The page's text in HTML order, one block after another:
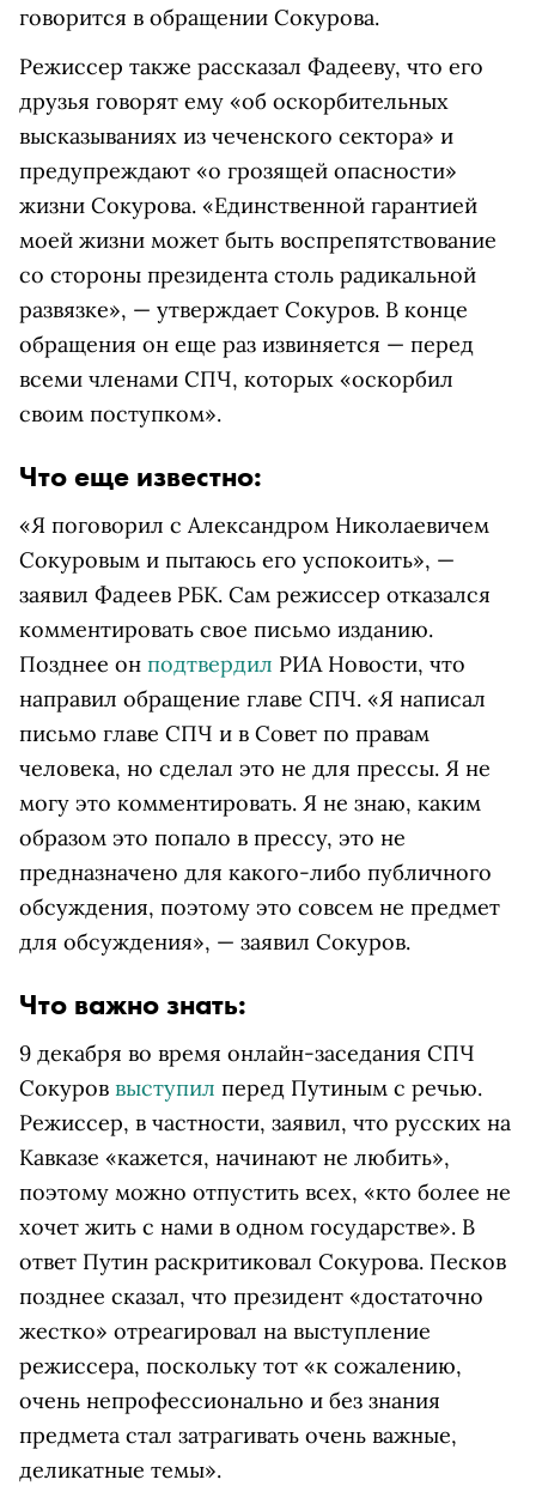
говорится в обращении Сокурова.
Режиссер также рассказал Фадееву, что его
друзья говорят ему «об оскорбительных
высказываниях из чеченского сектора» и
предупреждают «о грозящей опасности»
жизни Сокурова. «Единственной гарантией
моей жизни может быть воспрепятствование
со стороны президента столь радикальной
развязке», — утверждает Сокуров. В конце
обращения он еще раз извиняется — перед
всеми членами СПЧ, которых «оскорбил
своим поступком».
Что еще известно:
«Я поговорил с Александром Николаевичем
Сокуровым и пытаюсь его успокоить», —
заявил Фадеев РБК. Сам режиссер отказался
комментировать свое письмо изданию.
Позднее он подтвердил РИА Новости, что
направил обращение главе СПЧ. «Я написал
письмо главе СПЧ и в Совет по правам
человека, но сделал это не для прессы. Я не
могу это комментировать. Я не знаю, каким
образом это попало в прессу, это не
предназначено для какого-либо публичного
обсуждения, поэтому это совсем не предмет
для обсуждения», — заявил Сокуров.
Что важно знать:
9 декабря во время онлайн-заседания СПЧ
Сокуров выступил перед Путиным с речью.
Режиссер, в частности, заявил, что русских на
Кавказе «кажется, начинают не любить»,
поэтому можно отпустить всех, «кто более не
хочет жить с нами в одном государстве». В
ответ Путин раскритиковал Сокурова. Песков
позднее сказал, что президент «достаточно
жестко» отреагировал на выступление
режиссера, поскольку тот «к сожалению,
очень непрофессионально и без знания
предмета стал затрагивать очень важные,
деликатные темы».